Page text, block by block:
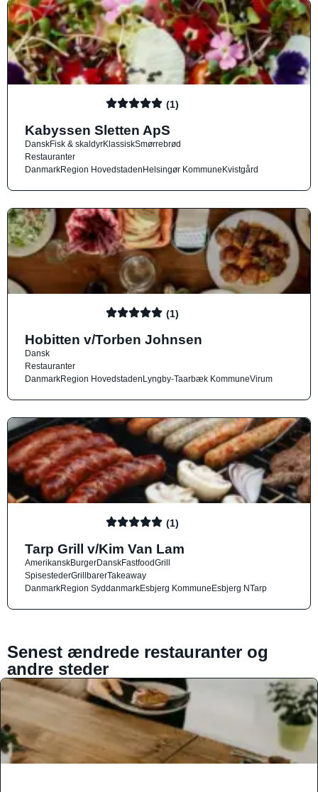
(1)
Kabyssen Sletten ApS
DanskFisk & skaldyrKlassiskSmørrebrød
Restauranter
DanmarkRegion HovedstadenHelsingør KommuneKvistgård
(1)
Hobitten v/Torben Johnsen
Dansk
Restauranter
DanmarkRegion HovedstadenLyngby-Taarbæk KommuneVirum
(1)
Tarp Grill v/Kim Van Lam
AmerikanskBurgerDanskFastfoodGrill
SpisestederGrillbarerTakeaway
DanmarkRegion SyddanmarkEsbjerg KommuneEsbjerg NTarp
Senest ændrede restauranter og
andre steder